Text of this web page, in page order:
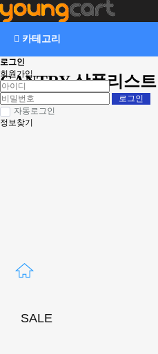
카테고리
GANTRY 상품리스트
로그인
회원가입
자동로그인
정보찾기